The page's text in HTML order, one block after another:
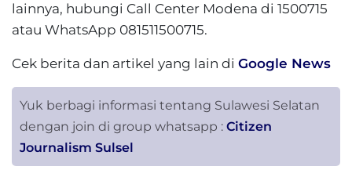
lainnya, hubungi Call Center Modena di 1500715
atau WhatsApp 081511500715.
Cek berita dan artikel yang lain di Google News
Yuk berbagi informasi tentang Sulawesi Selatan
dengan join di group whatsapp : Citizen
Journalism Sulsel